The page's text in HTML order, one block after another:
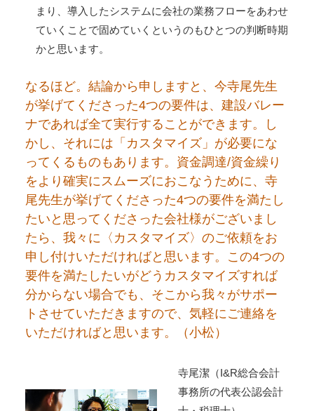
まり、導入したシステムに会社の業務フローをあわせ
ていくことで固めていくというのもひとつの判断時期
かと思います。
なるほど。結論から申しますと、今寺尾先生
が挙げてくださった4つの要件は、建設バレー
ナであれば全て実行することができます。し
かし、それには「カスタマイズ」が必要にな
ってくるものもあります。資金調達/資金繰り
をより確実にスムーズにおこなうために、寺
尾先生が挙げてくださった4つの要件を満たし
たいと思ってくださった会社様がございまし
たら、我々に〈カスタマイズ〉のご依頼をお
申し付けいただければと思います。この4つの
要件を満たしたいがどうカスタマイズすれば
分からない場合でも、そこから我々がサポー
トさせていただきますので、気軽にご連絡を
いただければと思います。（小松）
寺尾潔（I&R総合会計
事務所の代表公認会計